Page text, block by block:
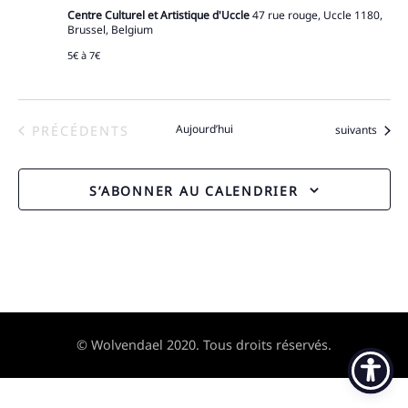
Centre Culturel et Artistique d'Uccle47 rue rouge, Uccle 1180,
Brussel, Belgium
5€ à 7€
ÉVÈNEMENTS
PRÉCÉDENTS Aujourd’hui Évènements
suivants
S’ABONNER AU CALENDRIER
© Wolvendael 2020. Tous droits réservés.